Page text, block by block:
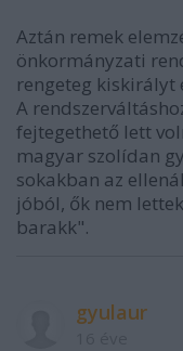
Aztán remek
önkormányzati
rengeteg kiskirályt
A
fejtegethető lett
magyar szolídan
sokakban az
jóból, ők nem
barakk".
gyulaur